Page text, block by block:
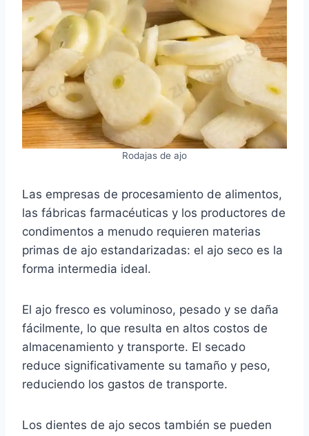
Rodajas de ajo
Las empresas de procesamiento de alimentos,
las fábricas farmacéuticas y los productores de
condimentos a menudo requieren materias
primas de ajo estandarizadas: el ajo seco es la
forma intermedia ideal.
El ajo fresco es voluminoso, pesado y se daña
fácilmente, lo que resulta en altos costos de
almacenamiento y transporte. El secado
reduce significativamente su tamaño y peso,
reduciendo los gastos de transporte.
Los dientes de ajo secos también se pueden